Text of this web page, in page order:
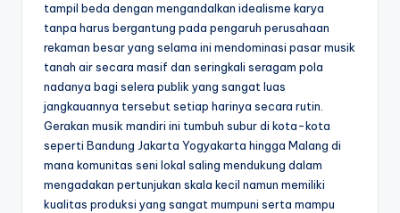
tampil beda dengan mengandalkan idealisme karya
tanpa harus bergantung pada pengaruh perusahaan
rekaman besar yang selama ini mendominasi pasar musik
tanah air secara masif dan seringkali seragam pola
nadanya bagi selera publik yang sangat luas
jangkauannya tersebut setiap harinya secara rutin.
Gerakan musik mandiri ini tumbuh subur di kota-kota
seperti Bandung Jakarta Yogyakarta hingga Malang di
mana komunitas seni lokal saling mendukung dalam
mengadakan pertunjukan skala kecil namun memiliki
kualitas produksi yang sangat mumpuni serta mampu